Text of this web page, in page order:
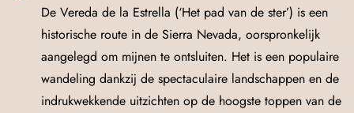
De Vereda de la Estrella (‘Het pad van de ster’) is een
historische route in de Sierra Nevada, oorspronkelijk
aangelegd om mijnen te ontsluiten. Het is een populaire
wandeling dankzij de spectaculaire landschappen en de
indrukwekkende uitzichten op de hoogste toppen van de